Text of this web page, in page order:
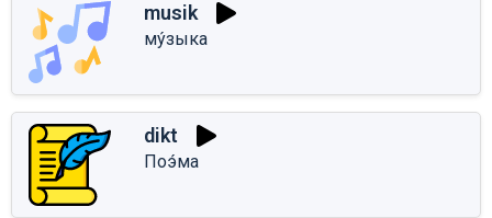
musik
му́зыка
dikt
Поэ́ма